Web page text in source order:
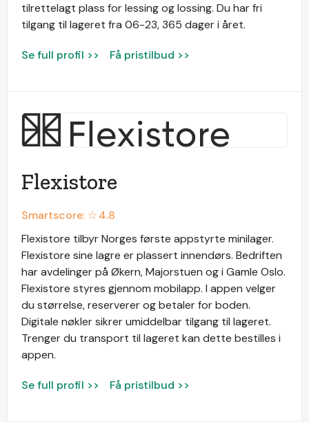
tilrettelagt plass for lessing og lossing. Du har fri
tilgang til lageret fra 06-23, 365 dager i året.
Se full profil >> Få pristilbud >>
Flexistore
Smartscore: ☆4.8
Flexistore tilbyr Norges første appstyrte minilager.
Flexistore sine lagre er plassert innendørs. Bedriften
har avdelinger på Økern, Majorstuen og i Gamle Oslo.
Flexistore styres gjennom mobilapp. I appen velger
du størrelse, reserverer og betaler for boden.
Digitale nøkler sikrer umiddelbar tilgang til lageret.
Trenger du transport til lageret kan dette bestilles i
appen.
Se full profil >> Få pristilbud >>